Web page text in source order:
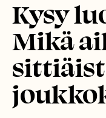
Kysy
Mikä